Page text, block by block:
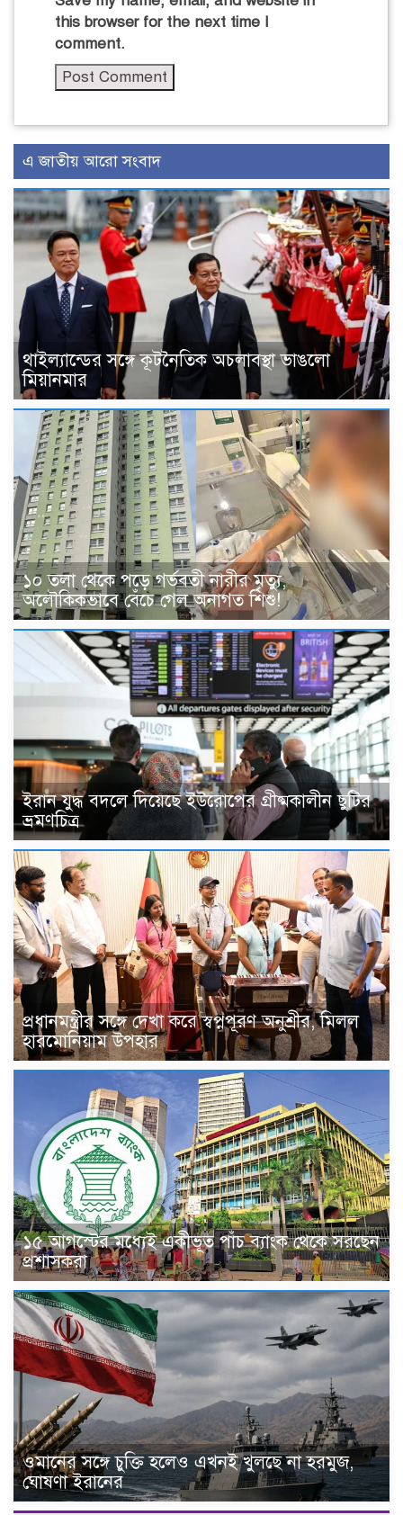
this browser for the next time I
comment.
এ জাতীয় আরো সংবাদ
থাইল্যান্ডের সঙ্গে কূটনৈতিক অচলাবস্থা ভাঙলো
মিয়ানমার
১০ তলা থেকে পড়ে গর্ভবতী নারীর মৃত্যু,
অলৌকিকভাবে বেঁচে গেল অনাগত শিশু!
ইরান যুদ্ধ বদলে দিয়েছে ইউরোপের গ্রীষ্মকালীন ছুটির
ভ্রমণচিত্র
প্রধানমন্ত্রীর সঙ্গে দেখা করে স্বপ্নপূরণ অনুশ্রীর, মিলল
হারমোনিয়াম উপহার
১৫ আগস্টের মধ্যেই একীভূত পাঁচ ব্যাংক থেকে সরছেন
প্রশাসকরা
ওমানের সঙ্গে চুক্তি হলেও এখনই খুলছে না হরমুজ,
ঘোষণা ইরানের